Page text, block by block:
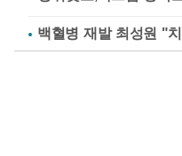
백혈병 재발 최성원 "